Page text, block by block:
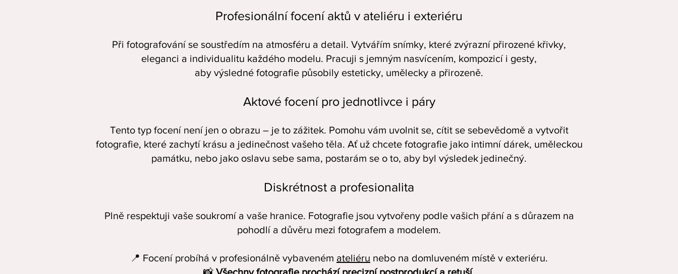
Profesionální focení aktů v ateliéru i exteriéru
Při fotografování se soustředím na atmosféru a detail. Vytvářím snímky, které zvýrazní přirozené křivky,
eleganci a individualitu každého modelu. Pracuji s jemným nasvícením, kompozicí i gesty,
aby výsledné fotografie působily esteticky, umělecky a přirozeně.
Aktové focení pro jednotlivce i páry
Tento typ focení není jen o obrazu – je to zážitek. Pomohu vám uvolnit se, cítit se sebevědomě a vytvořit
fotografie, které zachytí krásu a jedinečnost vašeho těla. Ať už chcete fotografie jako intimní dárek, uměleckou
památku, nebo jako oslavu sebe sama, postarám se o to, aby byl výsledek jedinečný.
Diskrétnost a profesionalita
Plně respektuji vaše soukromí a vaše hranice. Fotografie jsou vytvořeny podle vašich přání a s důrazem na
pohodlí a důvěru mezi fotografem a modelem.
📍 Focení probíhá v profesionálně vybaveném ateliéru nebo na domluveném místě v exteriéru.